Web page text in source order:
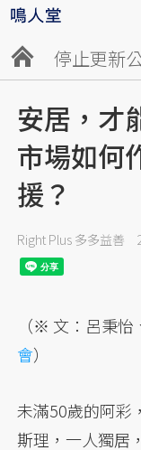
停止更新
安居，才
市場如何
援？
Right Plus 多多益善
（※ 文：呂秉怡
會）
未滿50歲的阿彩
斯理，一人獨居